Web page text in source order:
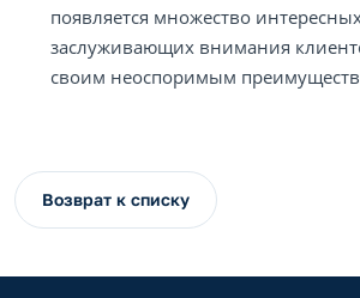
появляется множество
заслуживающих внимания
своим неоспоримым
Возврат к списку